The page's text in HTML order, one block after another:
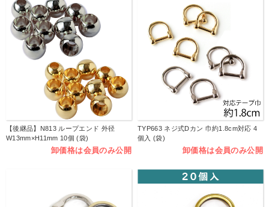
【後継品】N813 ループエンド 外径
W13mm×H11mm 10個 (袋)
卸価格は会員のみ公開
TYP663 ネジ式Dカン 巾約1.8cm対応 4
個入 (袋)
卸価格は会員のみ公開